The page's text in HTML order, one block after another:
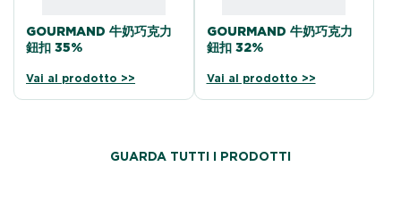
GOURMAND 牛奶巧克力
鈕扣 35%
Vai al prodotto >>
GOURMAND 牛奶巧克力
鈕扣 32%
Vai al prodotto >>
GUARDA TUTTI I PRODOTTI